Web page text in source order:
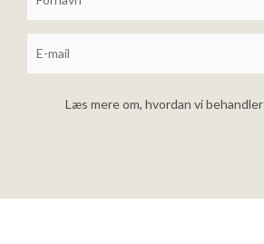
Læs mere om, hvordan vi behandler